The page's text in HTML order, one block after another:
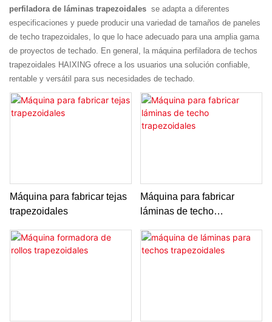
perfiladora de láminas trapezoidales se adapta a diferentes
especificaciones y puede producir una variedad de tamaños de paneles
de techo trapezoidales, lo que lo hace adecuado para una amplia gama
de proyectos de techado. En general, la máquina perfiladora de techos
trapezoidales HAIXING ofrece a los usuarios una solución confiable,
rentable y versátil para sus necesidades de techado.
Máquina para fabricar tejas
trapezoidales
Máquina para fabricar
láminas de techo